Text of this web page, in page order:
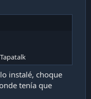
instalé, choque
tenía que